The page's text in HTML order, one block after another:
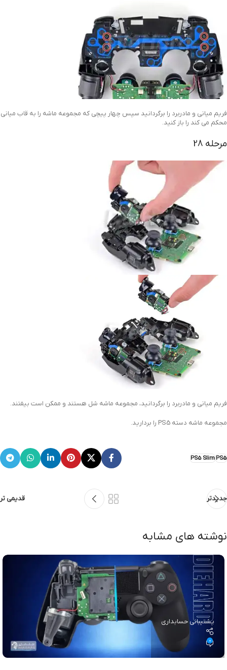
فریم میانی و مادربرد را برگردانید سپس چهار پیچی که مجموعه ماشه را به قاب میانی
محکم می کند را باز کنید.
مرحله 28
فریم میانی و مادربرد را برگردانید، مجموعه ماشه شل هستند و ممکن است بیفتند.
مجموعه ماشه دسته PS5 را بردارید.
PS5
PS5 Slim
جدیدتر قدیمی تر
نوشته های مشابه
پشتیبانی حسابداری
0